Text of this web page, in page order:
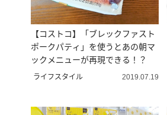
【コストコ】「ブレックファスト
ポークパティ」を使うとあの朝マ
ックメニューが再現できる！？
ライフスタイル 2019.07.19